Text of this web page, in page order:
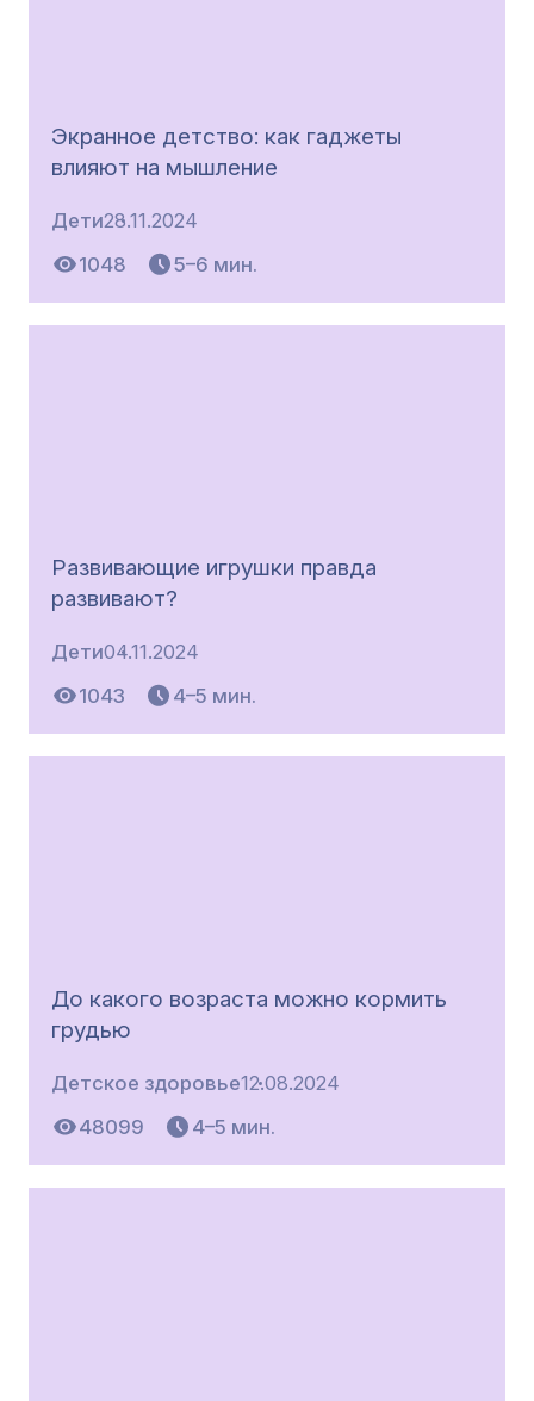
Экранное детство: как гаджеты
влияют на мышление
Дети28.11.2024
1048
5–6 мин.
Развивающие игрушки правда
развивают?
Дети04.11.2024
1043
4–5 мин.
До какого возраста можно кормить
грудью
Детское здоровье12.08.2024
48099
4–5 мин.